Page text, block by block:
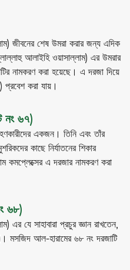
জীবনের শেষ উমরা করার জন্য এদিক
আলাইহি ওয়াসাল্লাম) এর উমরার
নামকরণ করা হয়েছে। এ দরজা দিয়ে
প্রবেশ করা যায়।
নং ৬৭)
একজন। তিনি এবং তাঁর
কাছে নির্যাতনের শিকার
কমপ্লেক্সের এ দরজার নামকরণ করা
৬৮)
এর যে সাহাবারা প্রচুর জ্ঞান রাখতেন,
মসজিদ আল-হারামের ৬৮ নং দরজাটি